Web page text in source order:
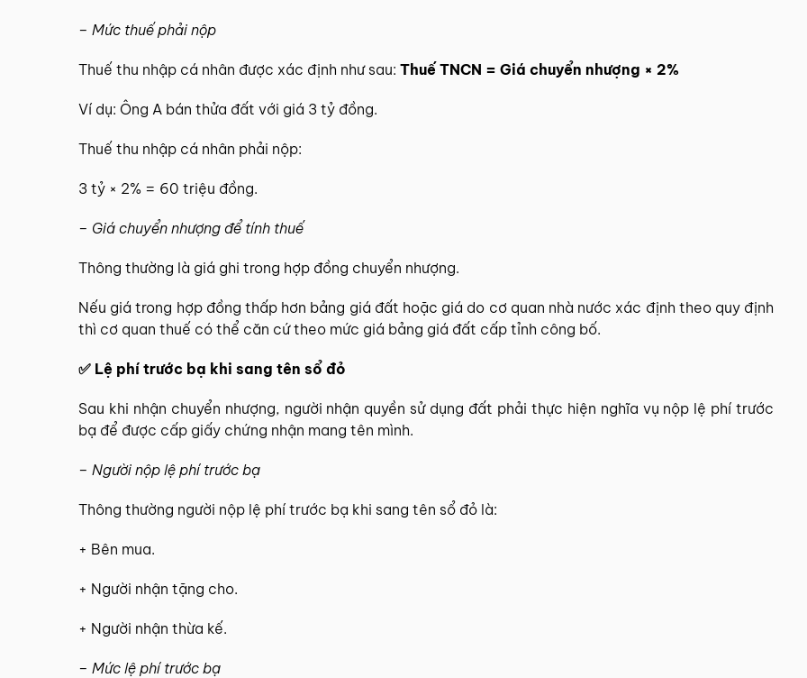
– Mức thuế phải nộp
Thuế thu nhập cá nhân được xác định như sau: Thuế TNCN = Giá chuyển nhượng × 2%
Ví dụ: Ông A bán thửa đất với giá 3 tỷ đồng.
Thuế thu nhập cá nhân phải nộp:
3 tỷ × 2% = 60 triệu đồng.
– Giá chuyển nhượng để tính thuế
Thông thường là giá ghi trong hợp đồng chuyển nhượng.
Nếu giá trong hợp đồng thấp hơn bảng giá đất hoặc giá do cơ quan nhà nước xác định theo quy định
thì cơ quan thuế có thể căn cứ theo mức giá bảng giá đất cấp tỉnh công bố.
✅ Lệ phí trước bạ khi sang tên sổ đỏ
Sau khi nhận chuyển nhượng, người nhận quyền sử dụng đất phải thực hiện nghĩa vụ nộp lệ phí trước
bạ để được cấp giấy chứng nhận mang tên mình.
– Người nộp lệ phí trước bạ
Thông thường người nộp lệ phí trước bạ khi sang tên sổ đỏ là:
+ Bên mua.
+ Người nhận tặng cho.
+ Người nhận thừa kế.
– Mức lệ phí trước bạ